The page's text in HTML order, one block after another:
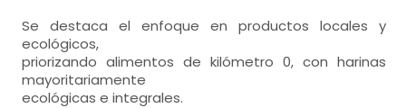
Se destaca el enfoque en productos locales y
ecológicos,
priorizando alimentos de kilómetro 0, con harinas
mayoritariamente
ecológicas e integrales.